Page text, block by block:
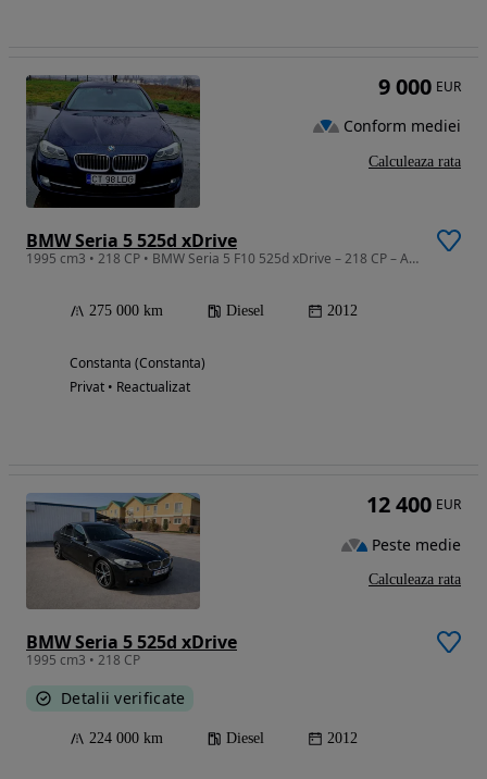
BMW Seria 5 525d xDrive
1995 cm3 • 218 CP • BMW Seria 5 F10 525d xDrive – 218 CP – Automată – 2012
275 000 km Diesel 2012
Constanta (Constanta)
Privat • Reactualizat
9 000 EUR
Conform mediei
Calculeaza rata
BMW Seria 5 525d xDrive
1995 cm3 • 218 CP
Detalii verificate
224 000 km Diesel 2012
12 400 EUR
Peste medie
Calculeaza rata